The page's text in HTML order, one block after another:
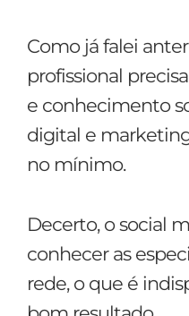
Como já falei
profissional
e conhecimento
digital e
no mínimo.
Decerto, o social
conhecer as
rede, o que é